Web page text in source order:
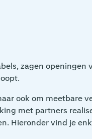
zagen openingen
ook om meetbare
met partners
Hieronder vind je